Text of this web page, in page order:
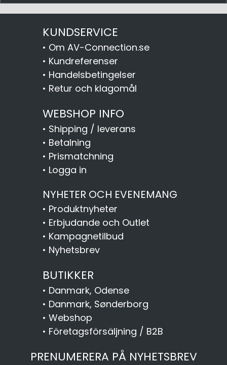
KUNDSERVICE
• Om AV-Connection.se
• Kundreferenser
• Handelsbetingelser
• Retur och klagomål
WEBSHOP INFO
• Shipping / leverans
• Betalning
• Prismatchning
• Logga in
NYHETER OCH EVENEMANG
• Produktnyheter
• Erbjudande och Outlet
• Kampagnetilbud
• Nyhetsbrev
BUTIKKER
• Danmark, Odense
• Danmark, Sønderborg
• Webshop
• Företagsförsäljning / B2B
PRENUMERERA PÅ NYHETSBREV